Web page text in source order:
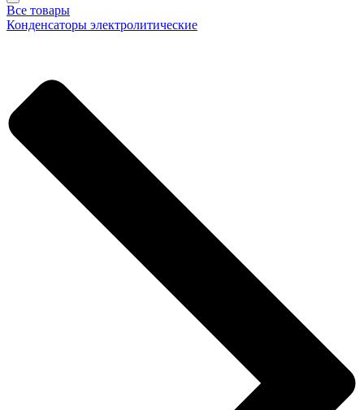
Все товары
Конденсаторы электролитические